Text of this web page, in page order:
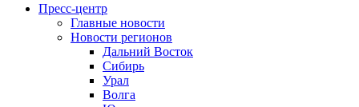
Пресс-центр
Главные новости
Новости регионов
Дальний Восток
Сибирь
Урал
Волга